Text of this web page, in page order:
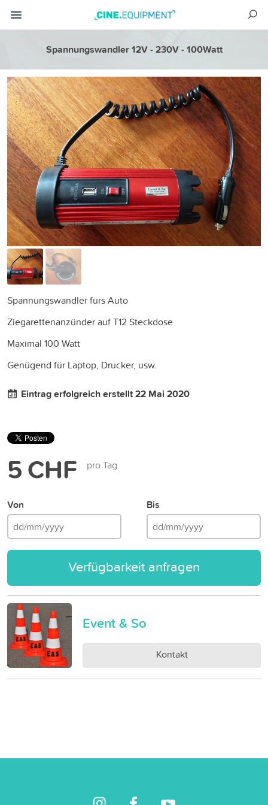
Spannungswandler 12V - 230V - 100Watt
Spannungswandler fürs Auto
Ziegarettenanzünder auf T12 Steckdose
Maximal 100 Watt
Genügend für Laptop, Drucker, usw.
Eintrag erfolgreich erstellt 22 Mai 2020
5 CHF pro Tag
Von Bis
Verfügbarkeit anfragen
Event & So
Kontakt